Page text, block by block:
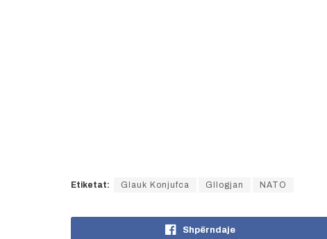
Etiketat: Glauk Konjufca Gllogjan NATO
Shpërndaje